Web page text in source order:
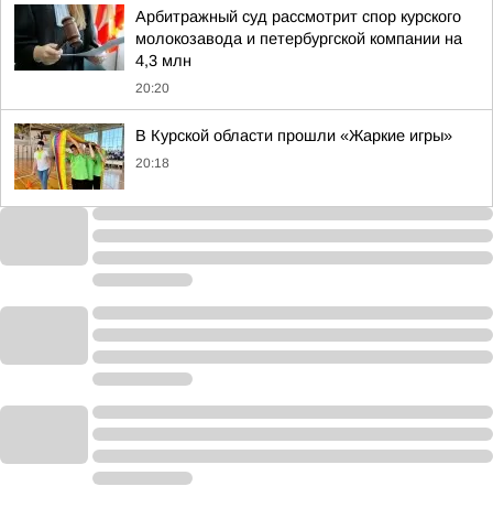
Арбитражный суд рассмотрит спор курского
молокозавода и петербургской компании на
4,3 млн
20:20
В Курской области прошли «Жаркие игры»
20:18